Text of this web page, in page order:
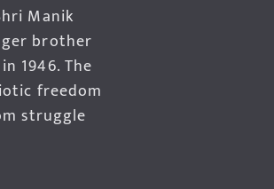
Manik
brother
1946. The
freedom
struggle